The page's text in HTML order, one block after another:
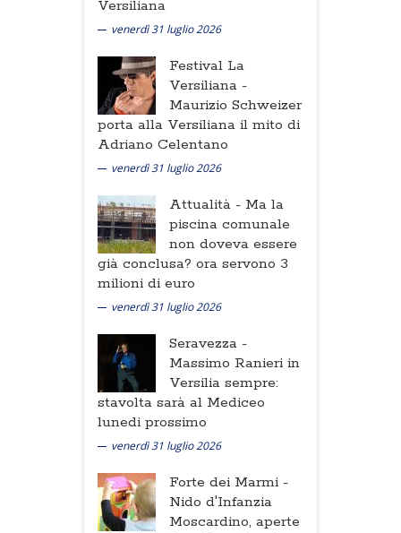
Versiliana
venerdì 31 luglio 2026
Festival La
Versiliana -
Maurizio Schweizer
porta alla Versiliana il mito di
Adriano Celentano
venerdì 31 luglio 2026
Attualità - Ma la
piscina comunale
non doveva essere
già conclusa? ora servono 3
milioni di euro
venerdì 31 luglio 2026
Seravezza -
Massimo Ranieri in
Versilia sempre:
stavolta sarà al Mediceo
lunedi prossimo
venerdì 31 luglio 2026
Forte dei Marmi -
Nido d'Infanzia
Moscardino, aperte